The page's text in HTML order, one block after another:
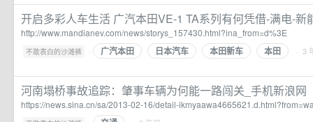
开启多彩人车生活 广汽本田VE-1 TA系列有何凭借-满电-新
http://www.mandianev.com/news/storys_157430.html?ina_from=d%3E
不敢表白的沙滩裤 · 广汽本田 日本汽车 本田新车 本田 · 3
河南塌桥事故追踪：肇事车辆为何能一路闯关_手机新浪网
https://news.sina.cn/sa/2013-02-16/detail-